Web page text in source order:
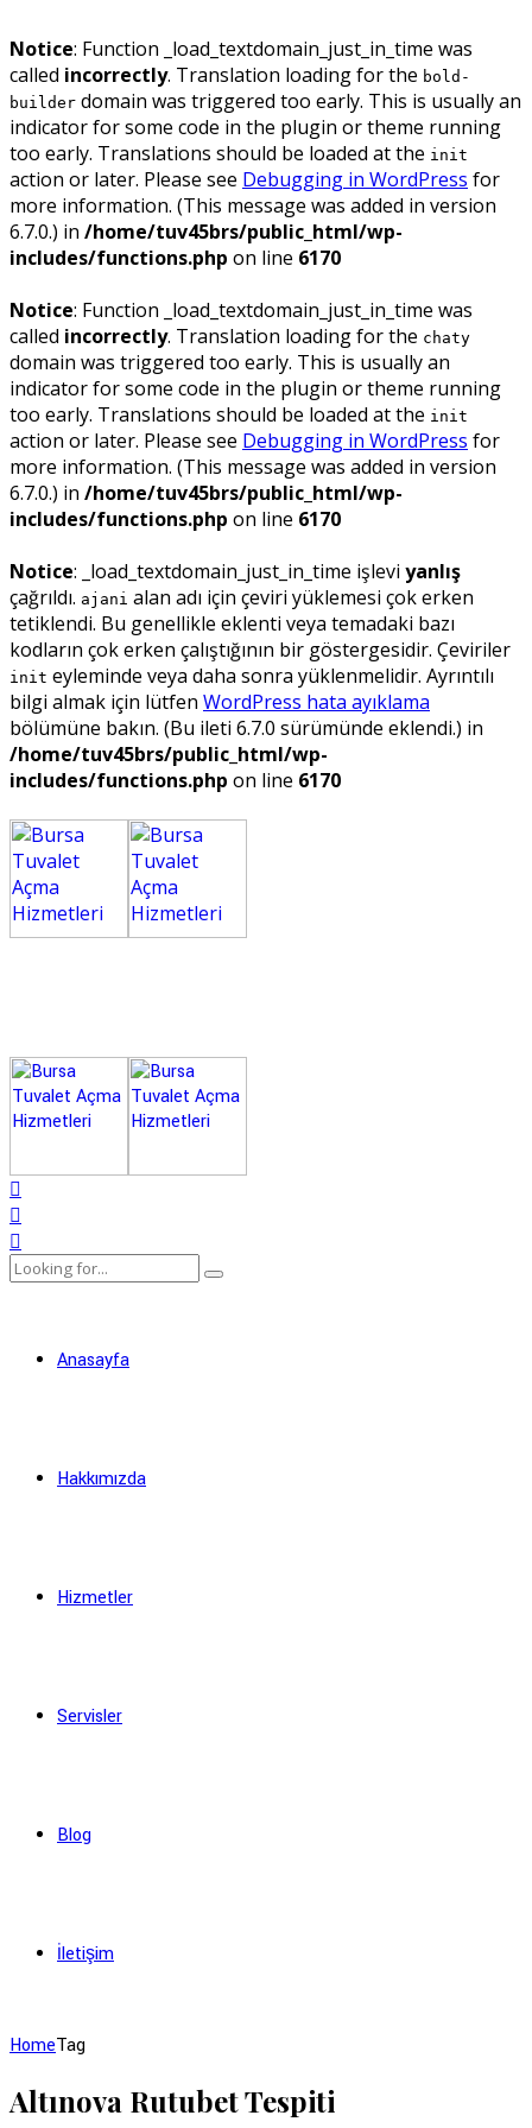
Notice: Function _load_textdomain_just_in_time was
called incorrectly. Translation loading for the bold-
builder domain was triggered too early. This is usually an
indicator for some code in the plugin or theme running
too early. Translations should be loaded at the init
action or later. Please see Debugging in WordPress for
more information. (This message was added in version
6.7.0.) in /home/tuv45brs/public_html/wp-
includes/functions.php on line 6170
Notice: Function _load_textdomain_just_in_time was
called incorrectly. Translation loading for the chaty
domain was triggered too early. This is usually an
indicator for some code in the plugin or theme running
too early. Translations should be loaded at the init
action or later. Please see Debugging in WordPress for
more information. (This message was added in version
6.7.0.) in /home/tuv45brs/public_html/wp-
includes/functions.php on line 6170
Notice: _load_textdomain_just_in_time işlevi yanlış
çağrıldı. ajani alan adı için çeviri yüklemesi çok erken
tetiklendi. Bu genellikle eklenti veya temadaki bazı
kodların çok erken çalıştığının bir göstergesidir. Çeviriler
init eyleminde veya daha sonra yüklenmelidir. Ayrıntılı
bilgi almak için lütfen WordPress hata ayıklama
bölümüne bakın. (Bu ileti 6.7.0 sürümünde eklendi.) in
/home/tuv45brs/public_html/wp-
includes/functions.php on line 6170
Anasayfa
Hakkımızda
Hizmetler
Servisler
Blog
İletişim
HomeTag
Altınova Rutubet Tespiti